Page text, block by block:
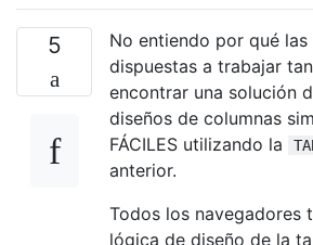
5
No entiendo por qué las
dispuestas a trabajar
encontrar una solución
diseños de columnas
FÁCILES utilizando la
anterior.
Todos los navegadores
lógica de diseño de la